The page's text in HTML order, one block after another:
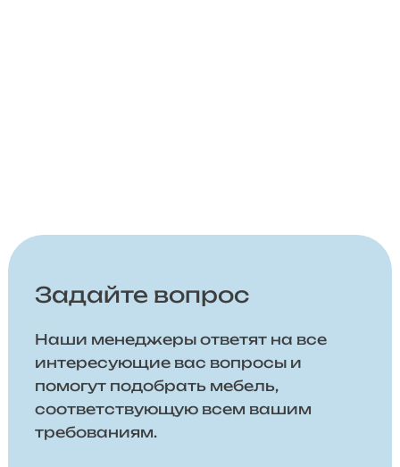
Задайте вопрос
Наши менеджеры ответят на все
интересующие вас вопросы и
помогут подобрать мебель,
соответствующую всем вашим
требованиям.